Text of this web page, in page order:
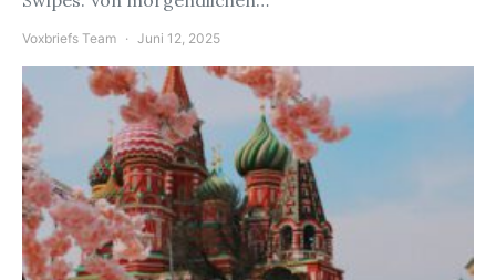
Voxbriefs Team Juni 12, 2025